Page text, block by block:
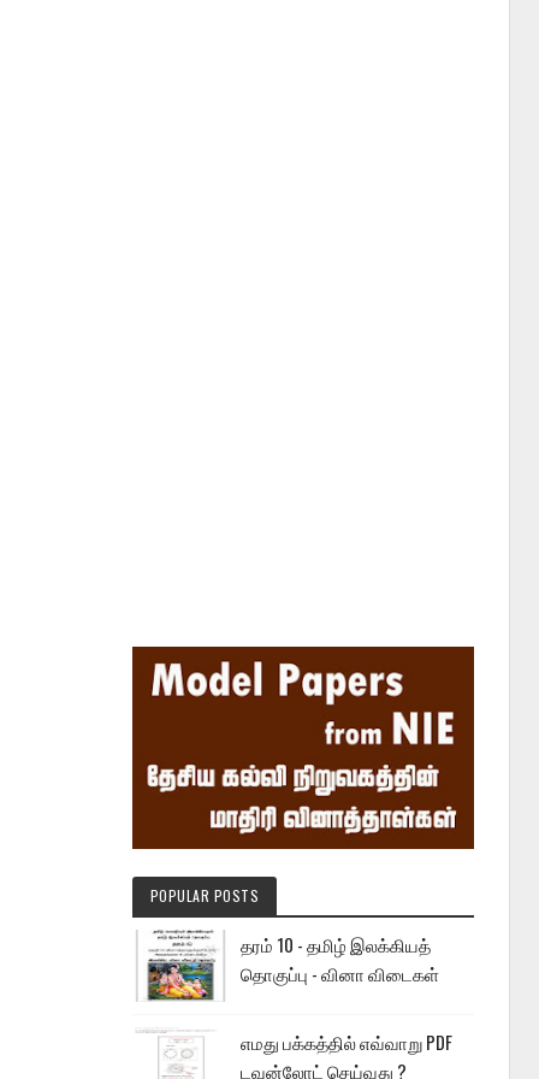
POPULAR POSTS
தரம் 10 - தமிழ் இலக்கியத்
தொகுப்பு - வினா விடைகள்
எமது பக்கத்தில் எவ்வாறு PDF
டவுன்லோட் செய்வது ?